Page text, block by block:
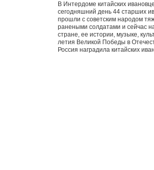
В Интердоме китайских
сегодняшний день 44 старших
прошли с советским народом
ранеными солдатами и сейчас
стране, ее истории, музыке,
летия Великой Победы в
Россия наградила китайских